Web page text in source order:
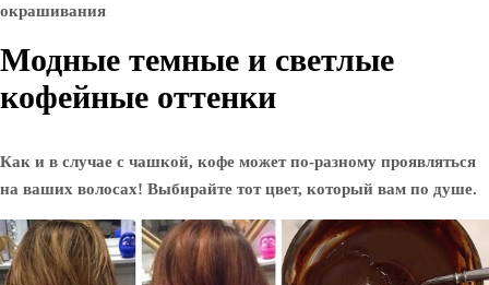
Модные темные и светлые
кофейные оттенки
Как и в случае с чашкой, кофе может по-разному проявляться
на ваших волосах! Выбирайте тот цвет, который вам по душе.